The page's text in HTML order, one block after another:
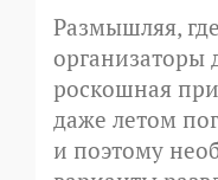
Размышляя,
организаторы
роскошная
даже летом
и поэтому